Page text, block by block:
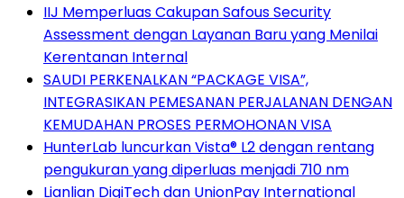
IIJ Memperluas Cakupan Safous Security
Assessment dengan Layanan Baru yang Menilai
Kerentanan Internal
SAUDI PERKENALKAN “PACKAGE VISA”,
INTEGRASIKAN PEMESANAN PERJALANAN DENGAN
KEMUDAHAN PROSES PERMOHONAN VISA
HunterLab luncurkan Vista® L2 dengan rentang
pengukuran yang diperluas menjadi 710 nm
Lianlian DigiTech dan UnionPay International